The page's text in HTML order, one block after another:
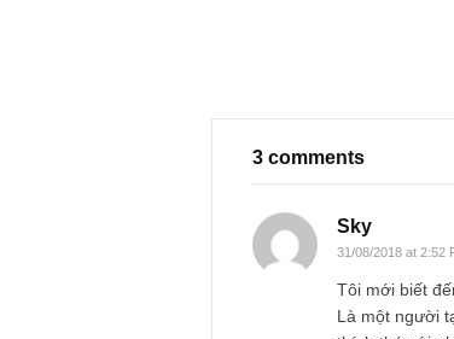
hình thức thanh toán:...